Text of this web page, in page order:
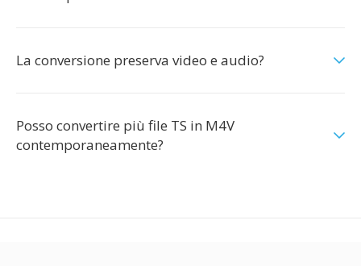
La conversione preserva video e audio?
Posso convertire più file TS in M4V
contemporaneamente?